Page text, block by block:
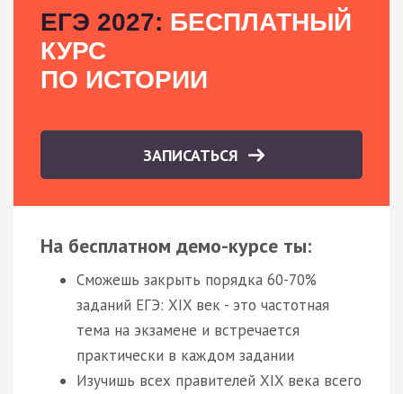
ЕГЭ 2027: БЕСПЛАТНЫЙ
КУРС
ПО ИСТОРИИ
ЗАПИСАТЬСЯ
На бесплатном демо-курсе ты:
Сможешь закрыть порядка 60-70%
заданий ЕГЭ: XIX век - это частотная
тема на экзамене и встречается
практически в каждом задании
Изучишь всех правителей XIX века всего